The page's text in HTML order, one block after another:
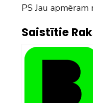
PS Jau
Saistītie